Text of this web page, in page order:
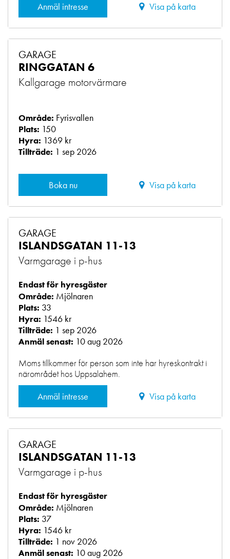
Anmäl intresse Visa på karta
GARAGE
RINGGATAN 6
Kallgarage motorvärmare
Område: Fyrisvallen
Plats: 150
Hyra: 1369 kr
Tillträde: 1 sep 2026
Boka nu Visa på karta
GARAGE
ISLANDSGATAN 11-13
Varmgarage i p-hus
Endast för hyresgäster
Område: Mjölnaren
Plats: 33
Hyra: 1546 kr
Tillträde: 1 sep 2026
Anmäl senast: 10 aug 2026
Moms tillkommer för person som inte har hyreskontrakt i
närområdet hos Uppsalahem.
Anmäl intresse
Visa på karta
GARAGE
ISLANDSGATAN 11-13
Varmgarage i p-hus
Endast för hyresgäster
Område: Mjölnaren
Plats: 37
Hyra: 1546 kr
Tillträde: 1 nov 2026
Anmäl senast: 10 aug 2026